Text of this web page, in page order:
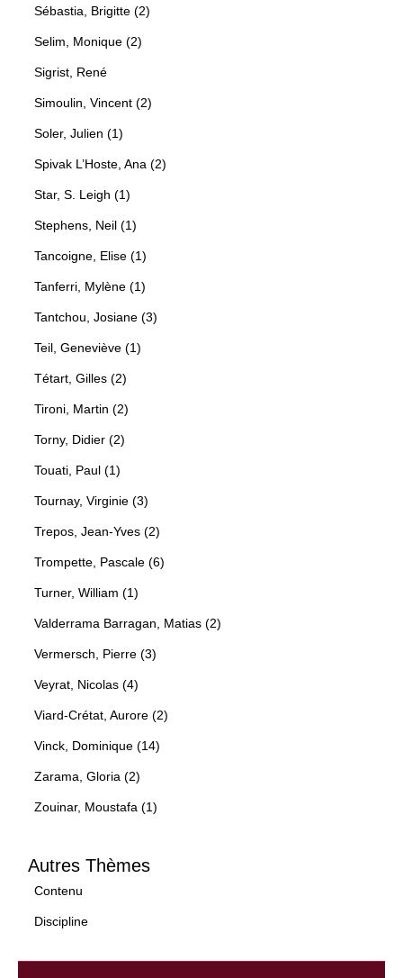
Sébastia, Brigitte (2)
Selim, Monique (2)
Sigrist, René
Simoulin, Vincent (2)
Soler, Julien (1)
Spivak L’Hoste, Ana (2)
Star, S. Leigh (1)
Stephens, Neil (1)
Tancoigne, Elise (1)
Tanferri, Mylène (1)
Tantchou, Josiane (3)
Teil, Geneviève (1)
Tétart, Gilles (2)
Tironi, Martin (2)
Torny, Didier (2)
Touati, Paul (1)
Tournay, Virginie (3)
Trepos, Jean-Yves (2)
Trompette, Pascale (6)
Turner, William (1)
Valderrama Barragan, Matias (2)
Vermersch, Pierre (3)
Veyrat, Nicolas (4)
Viard-Crétat, Aurore (2)
Vinck, Dominique (14)
Zarama, Gloria (2)
Zouinar, Moustafa (1)
Autres Thèmes
Contenu
Discipline